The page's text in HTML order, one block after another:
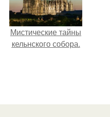
Мистические тайны
кельнского собора.